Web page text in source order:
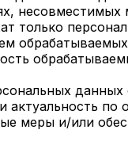
только
актуальность
меры и/или